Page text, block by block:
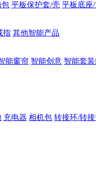
包 平板保护套/壳 平板底座
指 其他智能产品
能窗帘 智能创意 智能套
充电器 相机包 转接环/转